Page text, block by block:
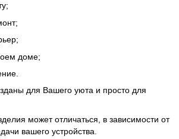
доме;
для Вашего уюта и просто для
может отличаться, в зависимости от
вашего устройства.